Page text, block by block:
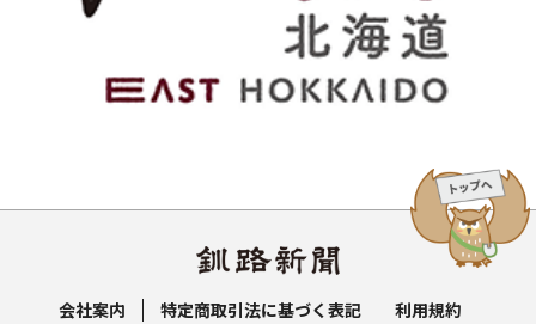
会社案内 特定商取引法に基づく表記 利用規約